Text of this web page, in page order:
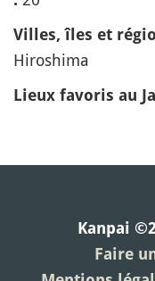
Villes, îles et
Hiroshima
Lieux favoris au
Kanpai
Faire